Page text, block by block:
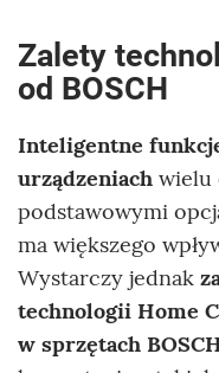
Zalety
od BOSCH
Inteligentne
urządzeniach wielu
podstawowymi
ma większego
Wystarczy jednak
technologii Home
w sprzętach